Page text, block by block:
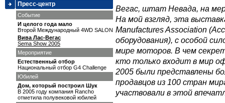
Вегас, штат Невада, на
На мой взгляд, эта
Manufactures Association
оборудования), с особой
мире моторов. В чем
кто только входит в мир
2005 были представлены
продавцов из 100 стран
участвовали в этой
Пресс-центр
Событие
И целого года мало
Второй Международный 4WD SALON
Вива Лас-Вегас
Sema Show 2005
Мероприятие
Естественный отбор
Национальный отбор G4 Challenge
Юбилей
Дом, который построил Шук
В 2005 году компания Rancho
отметила полувековой юбилей